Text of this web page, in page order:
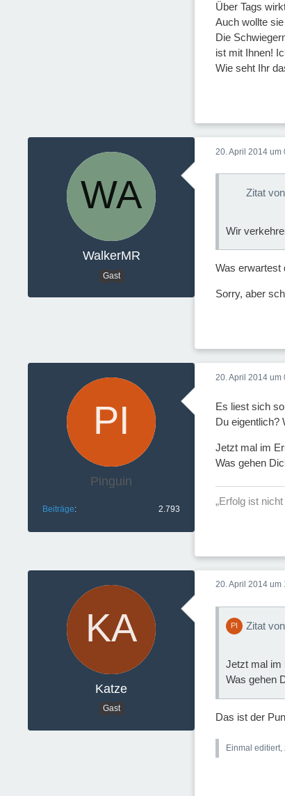
Über Tags
Auch wollte
Die
ist mit Ihnen!
Wie seht Ihr
WalkerMR
Gast
20. April 2014 um
Zitat
Wir
Was erwartest
Sorry, aber
Pinguin
Beiträge 2.793
20. April 2014 um
Es liest sich
Du eigentlich?
Jetzt mal im
Was gehen
„Erfolg ist
Katze
Gast
20. April 2014 um
Zitat
Jetzt mal im
Was gehen
Das ist der
Einmal